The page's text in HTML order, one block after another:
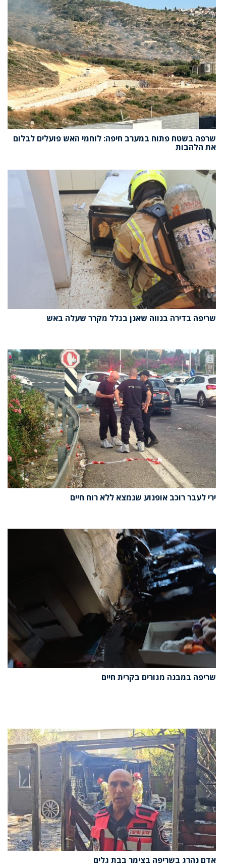
שרפה בשטח פתוח במערב חיפה: לוחמי האש פועלים לבלום
את הלהבות
שריפה בדירה בנווה שאנן בגלל מקרר שעלה באש
ירי לעבר רוכב אופנוע שנמצא ללא רוח חיים
שריפה במבנה מגורים בקרית חיים
אדם נהרג בשריפה בצימר בבת גלים